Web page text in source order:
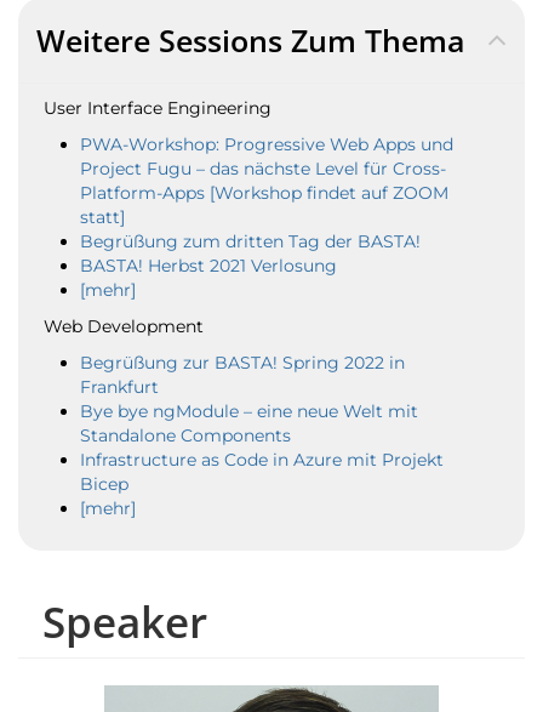
Speaker
Weitere Sessions Zum Thema
User Interface Engineering
PWA-Workshop: Progressive Web Apps und
Project Fugu – das nächste Level für Cross-
Platform-Apps [Workshop findet auf ZOOM
statt]
Begrüßung zum dritten Tag der BASTA!
BASTA! Herbst 2021 Verlosung
[mehr]
Web Development
Begrüßung zur BASTA! Spring 2022 in
Frankfurt
Bye bye ngModule – eine neue Welt mit
Standalone Components
Infrastructure as Code in Azure mit Projekt
Bicep
[mehr]